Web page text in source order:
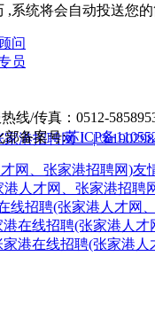
系统将会自动投送您的
问
员
线/传真：0512-
|
备案号:苏ICP备